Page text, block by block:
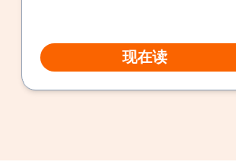
现在读